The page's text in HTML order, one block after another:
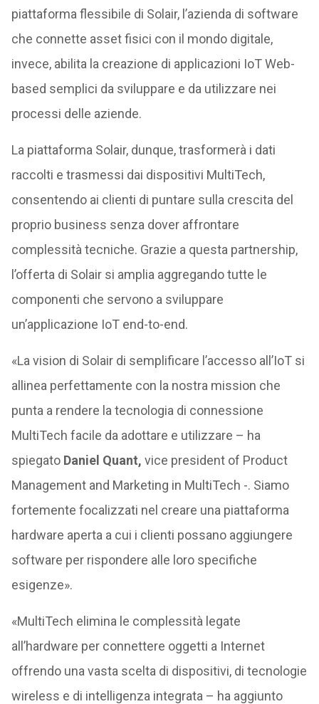
piattaforma flessibile di Solair, l’azienda di software
che connette asset fisici con il mondo digitale,
invece, abilita la creazione di applicazioni IoT Web-
based semplici da sviluppare e da utilizzare nei
processi delle aziende.
La piattaforma Solair, dunque, trasformerà i dati
raccolti e trasmessi dai dispositivi MultiTech,
consentendo ai clienti di puntare sulla crescita del
proprio business senza dover affrontare
complessità tecniche. Grazie a questa partnership,
l’offerta di Solair si amplia aggregando tutte le
componenti che servono a sviluppare
un’applicazione IoT end-to-end.
«La vision di Solair di semplificare l’accesso all’IoT si
allinea perfettamente con la nostra mission che
punta a rendere la tecnologia di connessione
MultiTech facile da adottare e utilizzare – ha
spiegato Daniel Quant, vice president of Product
Management and Marketing in MultiTech -. Siamo
fortemente focalizzati nel creare una piattaforma
hardware aperta a cui i clienti possano aggiungere
software per rispondere alle loro specifiche
esigenze».
«MultiTech elimina le complessità legate
all’hardware per connettere oggetti a Internet
offrendo una vasta scelta di dispositivi, di tecnologie
wireless e di intelligenza integrata – ha aggiunto